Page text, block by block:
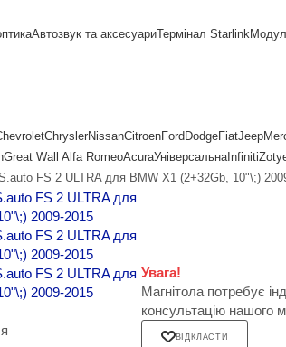
Автозвук та аксесуариТермінал Starlink
ChryslerNissanCitroenFord DodgeFiatJeep
Great Wall Alfa RomeoAcuraУніверсальнаInfiniti
FS 2 ULTRA для BMW X1 (2+32Gb, 10"\;)
Увага!
Магнітола потребує
консультацію нашого
ВІДКЛАСТИ